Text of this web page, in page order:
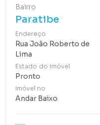
Bairro
Paratibe
Endereço
Rua João Roberto de
Lima
Estado do imóvel
Pronto
Imóvel no
Andar Baixo